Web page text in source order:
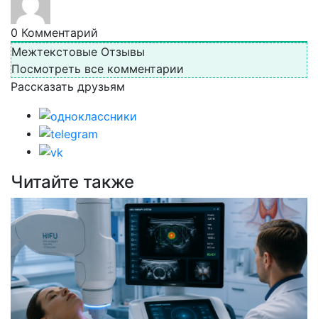
0 Комментарий
Межтекстовые Отзывы
Посмотреть все комментарии
Рассказать друзьям
Читайте также